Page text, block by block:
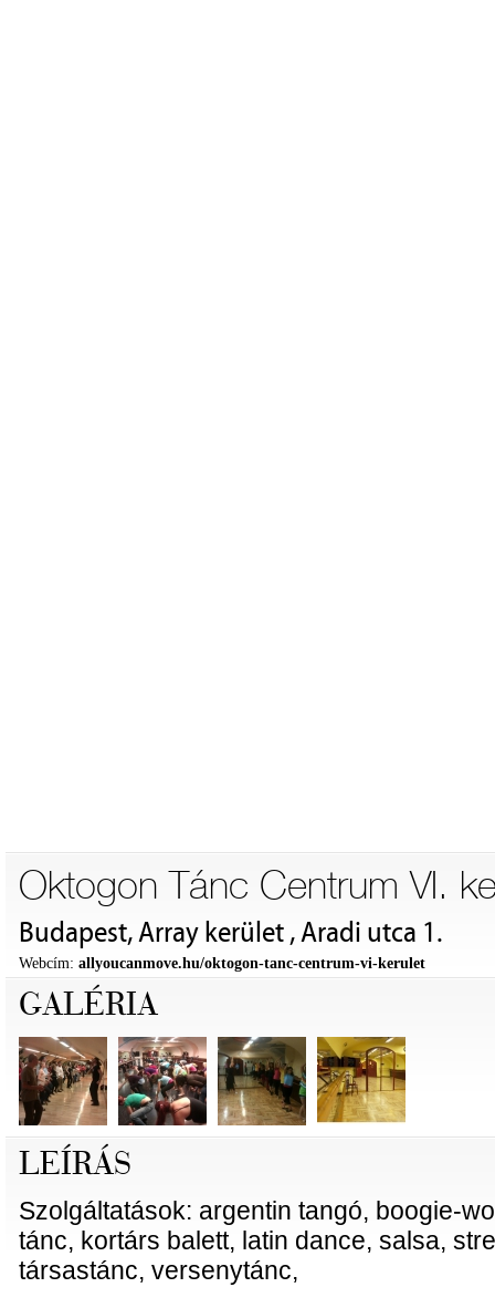
Oktogon Tánc Centrum VI.
Budapest, Array kerület , Aradi utca 1.
Webcím: allyoucanmove.hu/oktogon-tanc-centrum-vi-kerulet
GALÉRIA
LEÍRÁS
Szolgáltatások: argentin tangó, boogie-
tánc, kortárs balett, latin dance, salsa,
társastánc, versenytánc,